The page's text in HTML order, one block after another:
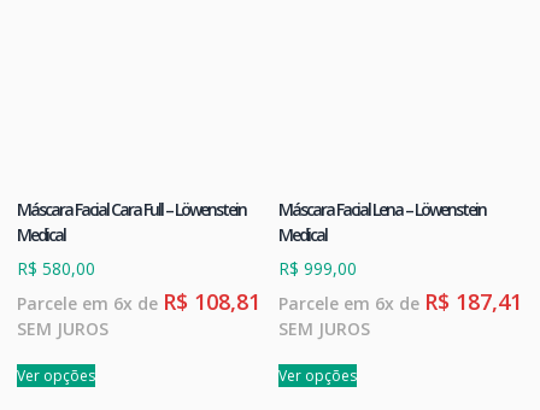
Máscara Facial Cara Full – Löwenstein
Medical
R$ 580,00
Parcele em 6x de R$ 108,81
SEM JUROS
Ver opções
Máscara Facial Lena – Löwenstein
Medical
R$ 999,00
Parcele em 6x de R$ 187,41
SEM JUROS
Ver opções